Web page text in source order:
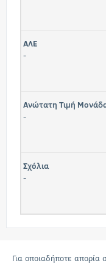
ΑΛΕ
-
Ανώτατη Τιμή
-
Σχόλια
-
Για οποιαδήποτε απορία